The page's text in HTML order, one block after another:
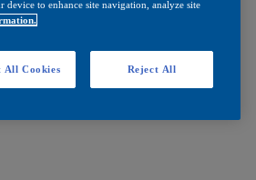
to enhance site navigation, analyze site
Reject All
All Cookies